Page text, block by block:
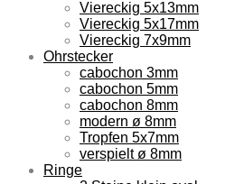
Viereckig 5x13mm
Viereckig 5x17mm
Viereckig 7x9mm
Ohrstecker
cabochon 3mm
cabochon 5mm
cabochon 8mm
modern ø 8mm
Tropfen 5x7mm
verspielt ø 8mm
Ringe